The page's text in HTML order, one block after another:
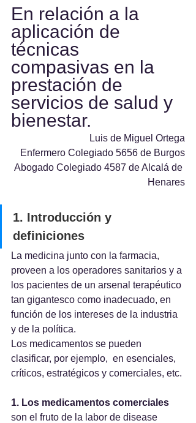
En relación a la
aplicación de
técnicas
compasivas en la
prestación de
servicios de salud y
bienestar.
Luis de Miguel Ortega
Enfermero Colegiado 5656 de Burgos
Abogado Colegiado 4587 de Alcalá de
Henares
1. Introducción y
definiciones
La medicina junto con la farmacia,
proveen a los operadores sanitarios y a
los pacientes de un arsenal terapéutico
tan gigantesco como inadecuado, en
función de los intereses de la industria
y de la política.
Los medicamentos se pueden
clasificar, por ejemplo,  en esenciales,
críticos, estratégicos y comerciales, etc.
1. Los medicamentos comerciales
son el fruto de la labor de disease